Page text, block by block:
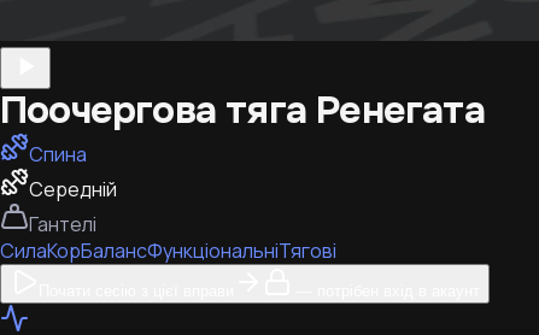
Поочергова тяга Ренегата
Спина
Середній
Гантелі
СилаКорБалансФункціональніТягові